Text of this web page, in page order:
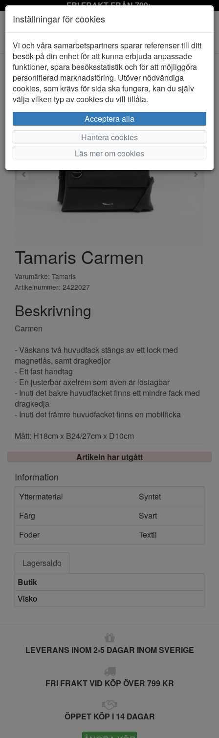
FRI FRAKT FRÅN 799:-
Toggle
navigation
HEM TAMARIS
Tamaris Carmen
Varumärke: Tamaris
Artikelnummer: 2422027
Beskrivning
Carmen
- Väskans två huvudfack stängs av ett lock med
magnetlås, samt dragkedjor
- Ett fast handtag
- En justerbar axelrem som även är löstagbar
- Inuti det bakre huvudfacket finns ett mindre fack med
dragkedja
- Inuti det främre huvudfacket finns en mobilficka
Mått: H18cm x B24/27cm x D10cm
Artikeln har utgått
Information
Yttermaterial
Syntet
Färg
Svart
Foder
Textil
Lagersaldo
Butik
Visko
LEVERANS INOM 2-5 DAGAR INOM SVERIGE
FRI FRAKT VID KÖP ÖVER 799 KR
ÖPPET KÖP I 14 DAGAR
Inställningar för cookies
Vi och våra samarbetspartners sparar referenser till ditt
besök på din enhet för att kunna erbjuda anpassade
funktioner, spara besöksstatistik och för att möjliggöra
personifierad marknadsföring. Utöver nödvändiga
cookies, som krävs för sida ska fungera, kan du själv
välja vilken typ av cookies du vill tillåta.
Acceptera alla
Hantera cookies
Läs mer om cookies